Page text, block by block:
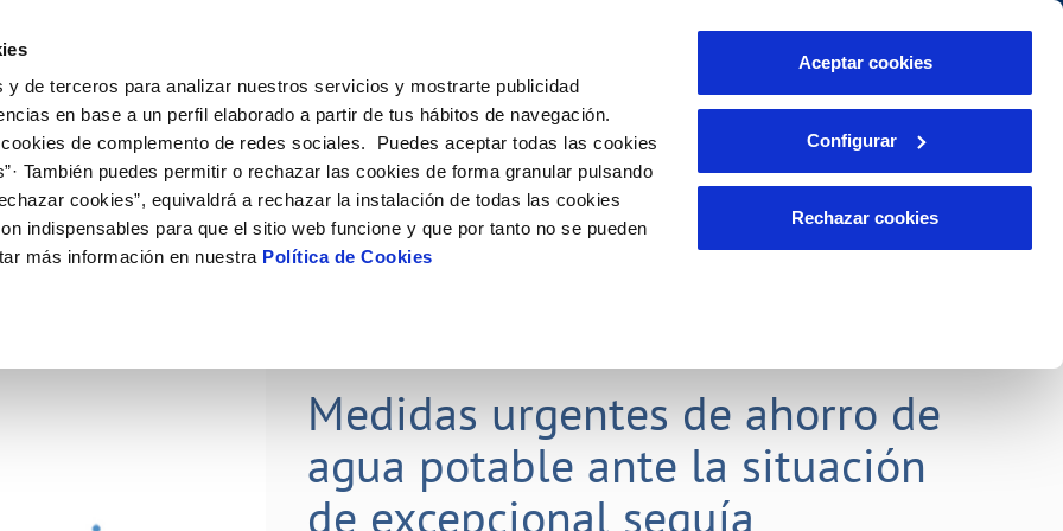
y de terceros para analizar nuestros servicios y mostrarte publicidad
en base a un perfil elaborado a partir de tus hábitos de navegación.
de complemento de redes sociales. Puedes aceptar todas las cookies
También puedes permitir o rechazar las cookies de forma granular pulsando
cookies”, equivaldrá a rechazar la instalación de todas las cookies
indispensables para que el sitio web funcione y que por tanto no se pueden
más información en nuestra Política de Cookies
Aceptar cookies
Configurar
Rechazar cookies
de titular
de suministro
MODIFICACIÓN DE DATOS
Actualizar datos bancarios
Actualizar datos de domicilio
INCIDENCIAS
Comunica anomalías o posibles
VER TODAS LAS GESTIONES
Tu Servicio
AL CLIENTE
contacto
de fuga interior
COMPROMISO DE SERVICIO
Carta de compromisos
Customer Counsel (Defensa del cliente)
Tu Agua
del agua
CUIDADOS DEL AGUA
Consejos de ahorro
Conócenos
DE GESTIÓN Y CERTIFICADOS
PERFIL DEL CONTRATANTE
Plataforma de contratación del sector
público
PORTAL DE TRANSPARENCIA
Nuestros compromisos
Medidas urgentes de ahorro de
agua potable ante la situación
de excepcional sequía